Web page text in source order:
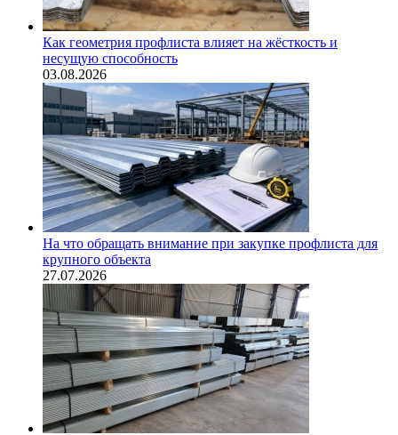
Как геометрия профлиста влияет на жёсткость и
несущую способность
03.08.2026
На что обращать внимание при закупке профлиста для
крупного объекта
27.07.2026